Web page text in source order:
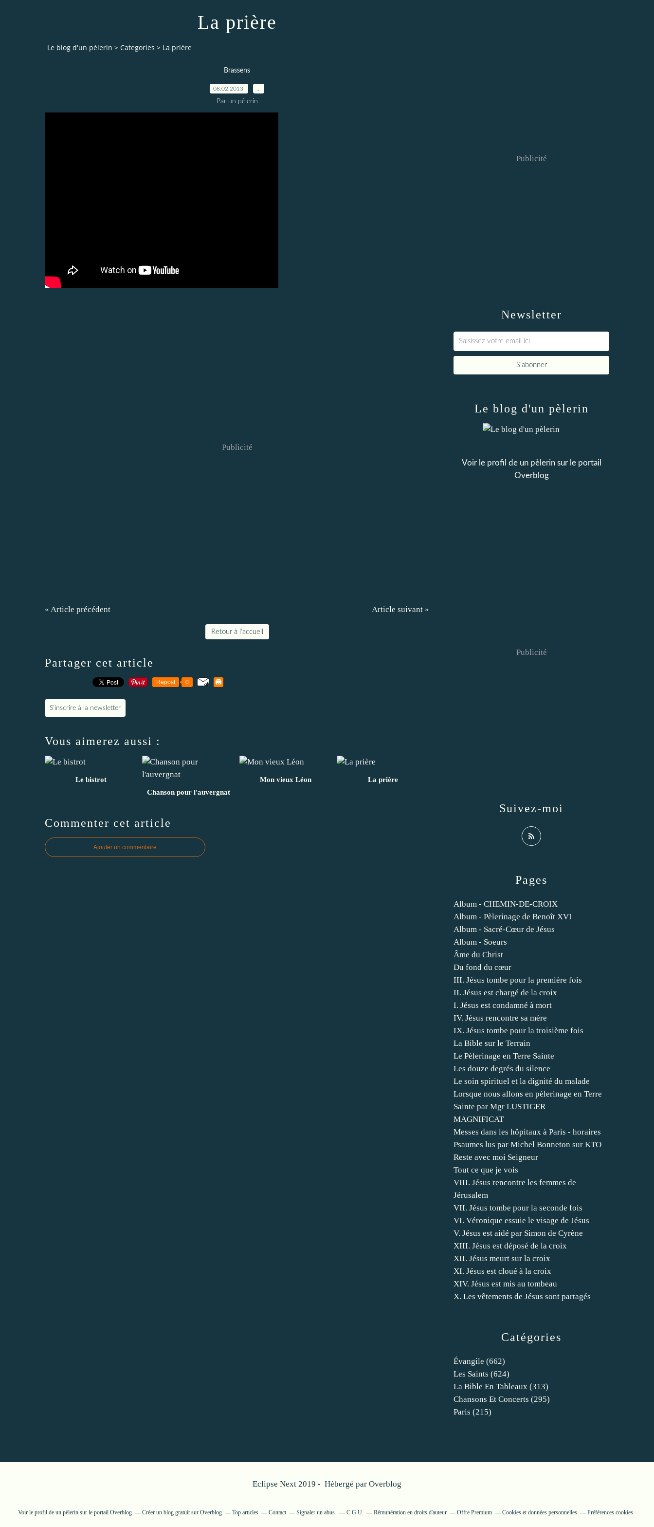
La prière
Le blog d'un pèlerin > Categories > La prière
Brassens
08.02.2013
Par un pèlerin
Publicité
« Article précédent Article suivant »
Retour à l'accueil
Partager cet article
Repost 0
S'inscrire à la newsletter
Vous aimerez aussi :
Le bistrot
Chanson pour l'auvergnat
Mon vieux Léon La prière
Commenter cet article
Ajouter un commentaire
Newsletter
Publicité
Catégories
Évangile (662)
Les Saints (624)
La Bible En Tableaux (313)
Chansons Et Concerts (295)
Paris (215)
Pages
Album - CHEMIN-DE-CROIX
Album - Pèlerinage de Benoît XVI
Album - Sacré-Cœur de Jésus
Album - Soeurs
Âme du Christ
Du fond du cœur
III. Jésus tombe pour la première fois
II. Jésus est chargé de la croix
I. Jésus est condamné à mort
IV. Jésus rencontre sa mère
IX. Jésus tombe pour la troisième fois
La Bible sur le Terrain
Le Pèlerinage en Terre Sainte
Les douze degrés du silence
Le soin spirituel et la dignité du malade
Lorsque nous allons en pèlerinage en Terre
Sainte par Mgr LUSTIGER
MAGNIFICAT
Messes dans les hôpitaux à Paris - horaires
Psaumes lus par Michel Bonneton sur KTO
Reste avec moi Seigneur
Tout ce que je vois
VIII. Jésus rencontre les femmes de
Jérusalem
VII. Jésus tombe pour la seconde fois
VI. Véronique essuie le visage de Jésus
V. Jésus est aidé par Simon de Cyrène
XIII. Jésus est déposé de la croix
XII. Jésus meurt sur la croix
XI. Jésus est cloué à la croix
XIV. Jésus est mis au tombeau
X. Les vêtements de Jésus sont partagés
Le blog d'un pèlerin
Voir le profil de un pèlerinsur le portail
Overblog
Suivez-moi
Publicité
Eclipse Next 2019 - Hébergé par Overblog
Voir le profil de un pèlerin sur le portail Overblog Créer un blog gratuit sur Overblog Top articles Contact Signaler un abus C.G.U. Rémunération en droits d'auteur Offre Premium Cookies et données personnelles Préférences cookies